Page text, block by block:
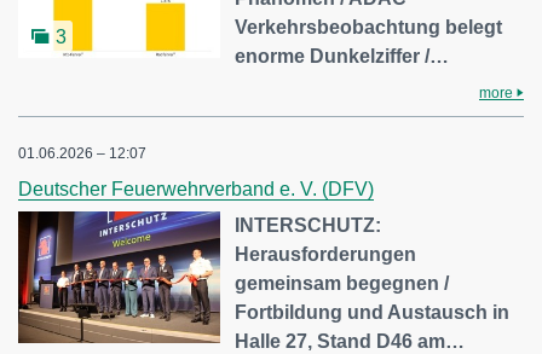
3
Verkehrsbeobachtung belegt
enorme Dunkelziffer /…
more
01.06.2026 – 12:07
Deutscher Feuerwehrverband e. V. (DFV)
INTERSCHUTZ:
Herausforderungen
gemeinsam begegnen /
Fortbildung und Austausch in
Halle 27, Stand D46 am…